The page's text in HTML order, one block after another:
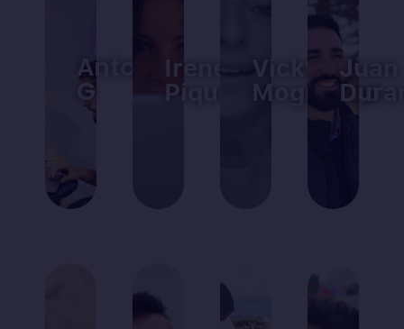
Antonio
G
Irene
Piqueras
Vicky
Mogrovejo
Juan